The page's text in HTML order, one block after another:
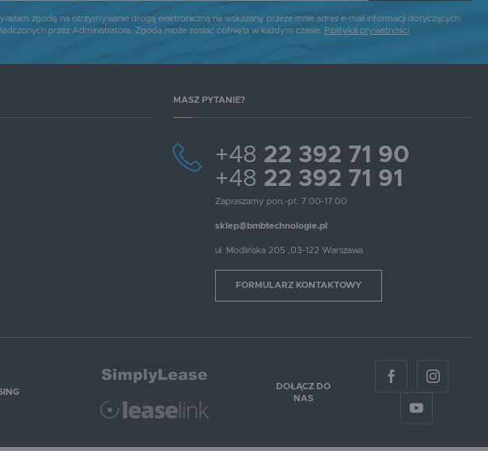
zgodę na otrzymywanie drogą elektroniczną na wskazany przeze mnie adres e-mail informacji dotyczących
przez Administratora. Zgoda może zostać cofnięta w każdym czasie.
Polityka prywatności
MASZ PYTANIE?
+48 22 392 71 90
+48 22 392 71 91
Zapraszamy pon.-pt. 7.00-17.00
sklep@bmbtechnologie.pl
ul. Modlińska 205 ,03-122 Warszawa
FORMULARZ KONTAKTOWY
DOŁĄCZ DO
NAS